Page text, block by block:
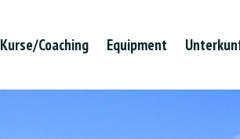
Kurse/Coaching Equipment